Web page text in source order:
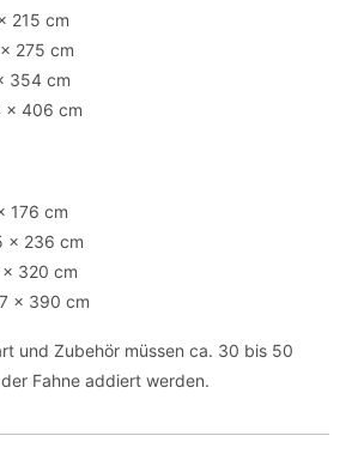
215 cm
275 cm
354 cm
x 406 cm
176 cm
x 236 cm
x 320 cm
x 390 cm
und Zubehör müssen ca. 30 bis 50
Fahne addiert werden.